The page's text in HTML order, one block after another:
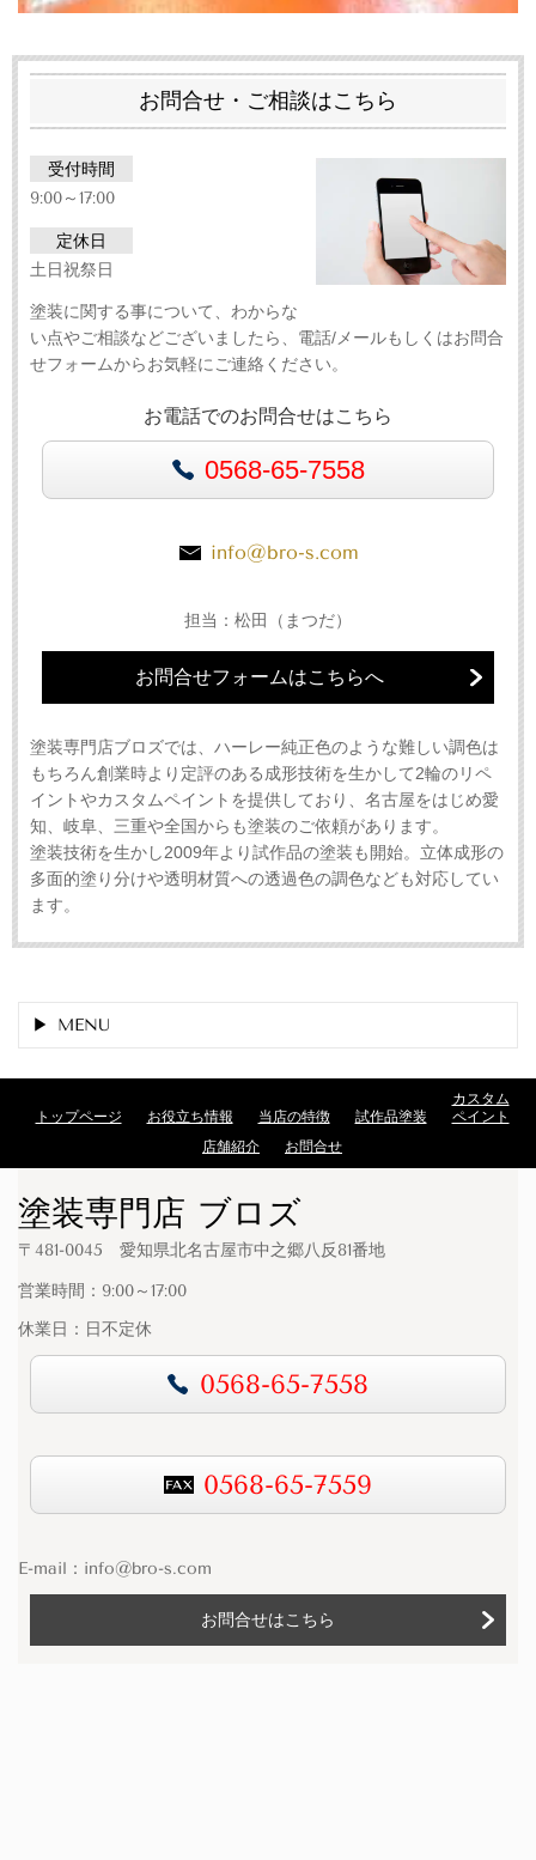
お問合せ・ご相談はこちら
受付時間
9:00～17:00
定休日
土日祝祭日
塗装に関する事について、わからな
い点やご相談などございましたら、電話/メールもしくはお問合
せフォームからお気軽にご連絡ください。
お電話でのお問合せはこちら
0568-65-7558
info@bro-s.com
担当：松田（まつだ）
お問合せフォームはこちらへ
塗装専門店ブロズでは、ハーレー純正色のような難しい調色は
もちろん創業時より定評のある成形技術を生かして2輪のリペ
イントやカスタムペイントを提供しており、名古屋をはじめ愛
知、岐阜、三重や全国からも塗装のご依頼があります。
塗装技術を生かし2009年より試作品の塗装も開始。立体成形の
多面的塗り分けや透明材質への透過色の調色なども対応してい
ます。
MENU
トップページ お役立ち情報 当店の特徴 試作品塗装
カスタム
ペイント
店舗紹介
お問合せ
塗装専門店 ブロズ
〒481-0045 愛知県北名古屋市中之郷八反81番地
営業時間：9:00～17:00
休業日：日不定休
0568-65-7558
0568-65-7559
E-mail： info@bro-s.com
お問合せはこちら